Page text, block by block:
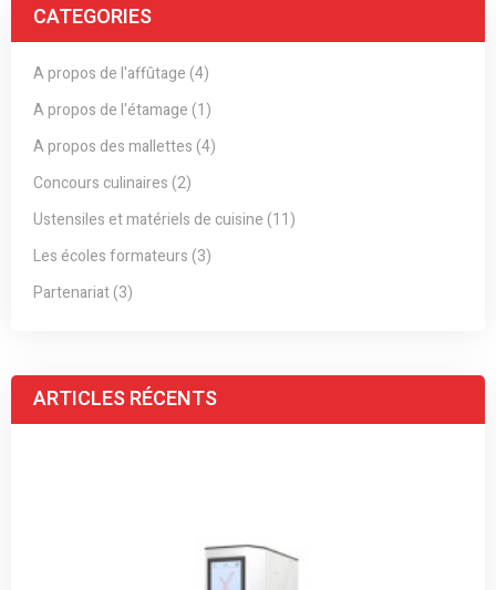
CATEGORIES
A propos de l'affûtage (4)
A propos de l'étamage (1)
A propos des mallettes (4)
Concours culinaires (2)
Ustensiles et matériels de cuisine (11)
Les écoles formateurs (3)
Partenariat (3)
ARTICLES RÉCENTS